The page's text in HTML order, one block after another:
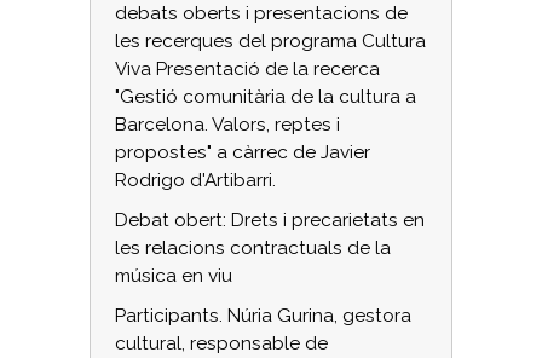
debats oberts i presentacions de
les recerques del programa Cultura
Viva Presentació de la recerca
"Gestió comunitària de la cultura a
Barcelona. Valors, reptes i
propostes" a càrrec de Javier
Rodrigo d'Artibarri.
Debat obert: Drets i precarietats en
les relacions contractuals de la
música en viu
Participants. Núria Gurina, gestora
cultural, responsable de